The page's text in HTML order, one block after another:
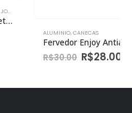
CANECAS
Fervedor Enjoy Antiaderente Cinza Nº 12 1,1l
30.00 R$28.00